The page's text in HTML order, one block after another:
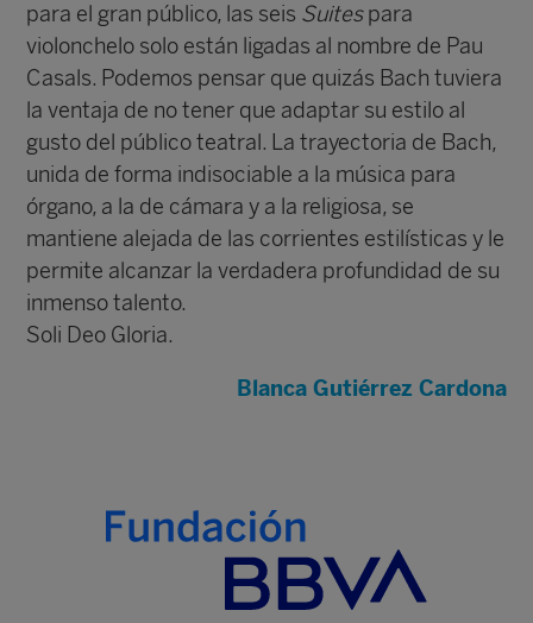
para el gran público, las seis Suitespara
violonchelo solo están ligadas al nombre de Pau
Casals. Podemos pensar que quizás Bach tuviera
la ventaja de no tener que adaptar su estilo al
gusto del público teatral. La trayectoria de Bach,
unida de forma indisociable a la música para
órgano, a la de cámara y a la religiosa, se
mantiene alejada de las corrientes estilísticas y le
permite alcanzar la verdadera profundidad de su
inmenso talento.
Soli Deo Gloria.
Blanca Gutiérrez Cardona